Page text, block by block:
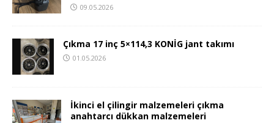
09.05.2026
Çıkma 17 inç 5×114,3 KONİG jant takımı
01.05.2026
İkinci el çilingir malzemeleri çıkma
anahtarcı dükkan malzemeleri